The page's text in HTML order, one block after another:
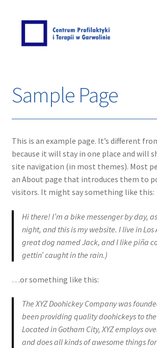
AKTUALNOŚCI
Bezpłatna oferta dla użytkowników
przerosła.
Bezpłatna pomoc terapeutyczna dla
stosujących przemoc domową oraz
dla mieszkańców Miasta Garwolina.
COVID-19 – reagujemy
Konferencja Depresja. Otwórz oczy.
Wizyty online i konsultacje
Kontakt
NASZA OFERTA
Sample Page
This is an example page. It’s different
because it will stay in one place and will
site navigation (in most themes). Most
an About page that introduces them to
visitors. It might say something like this:
Hi there! I’m a bike messenger by day,
night, and this is my website. I live in Los
great dog named Jack, and I like piña
gettin’ caught in the rain.)
…or something like this:
The XYZ Doohickey Company was
been providing quality doohickeys to
Located in Gotham City, XYZ employs
and does all kinds of awesome things